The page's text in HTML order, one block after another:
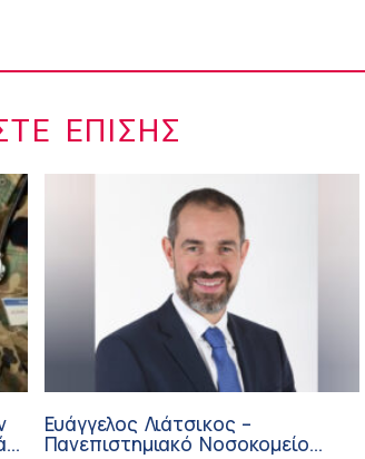
ΕΠΊΣΗΣ
Ευάγγελος Λιάτσικος –
Πανεπιστημιακό Νοσοκομείο